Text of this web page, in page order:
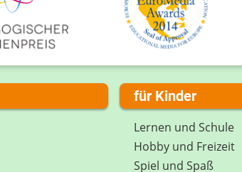
für Kinder
Lernen und Schule
Hobby und Freizeit
Spiel und Spaß